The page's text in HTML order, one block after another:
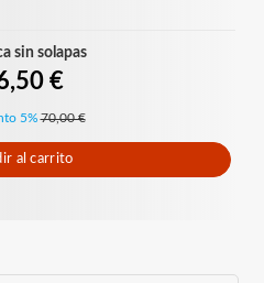
sin solapas
€
5% 70,00 €
al carrito